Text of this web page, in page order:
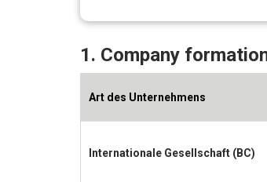
1. Company
Art des Unternehmens
Internationale Gesellschaft (BC)